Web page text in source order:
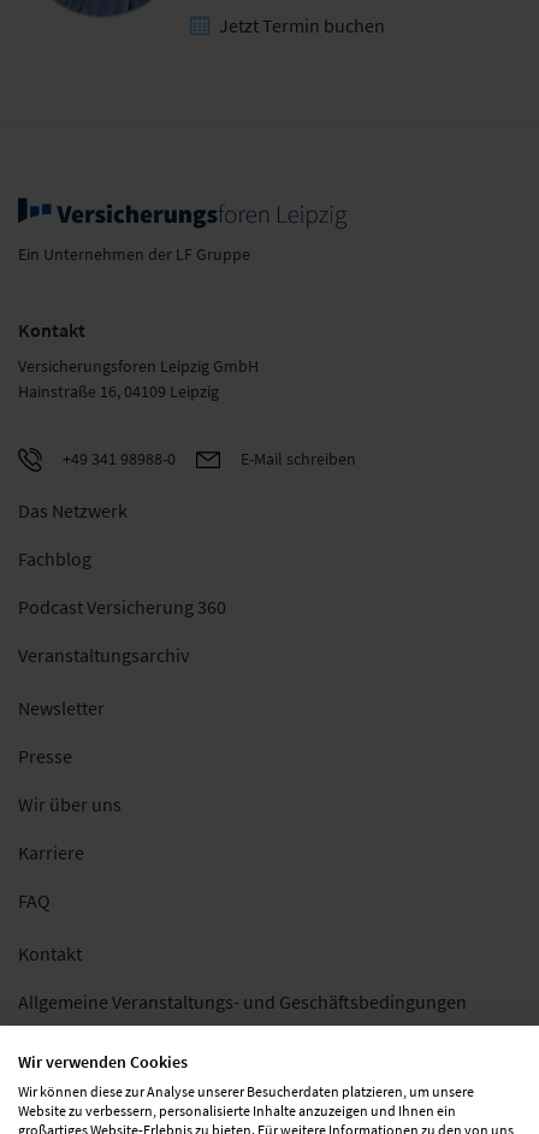
Jetzt Termin buchen
Ein Unternehmen der LF Gruppe
Kontakt
Versicherungsforen Leipzig GmbH
Hainstraße 16, 04109 Leipzig
+49 341 98988-0 E-Mail schreiben
Das Netzwerk
Fachblog
Podcast Versicherung 360
Veranstaltungsarchiv
Newsletter
Presse
Wir über uns
Karriere
FAQ
Kontakt
Allgemeine Veranstaltungs- und Geschäftsbedingungen
Impressum
Datenschutz
Wir verwenden Cookies
Wir können diese zur Analyse unserer Besucherdaten platzieren, um unsere
Website zu verbessern, personalisierte Inhalte anzuzeigen und Ihnen ein
großartiges Website-Erlebnis zu bieten. Für weitere Informationen zu den von uns